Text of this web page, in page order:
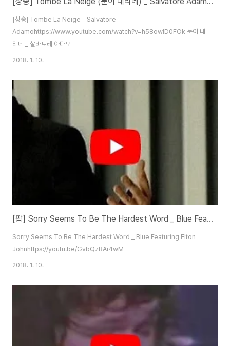
[샹송] Tombe La Neige _ Salvatore
Adamohttps://www.youtube.com/watch?v=h58owlD0FOk 눈이 내
리네 _ 살바토레 아다모
2018. 1. 10.
[팝] Sorry Seems To Be The Hardest Word _ Blue Featuring Elton John
Sorry Seems To Be The Hardest Word _ Blue Featuring Elton
Johnhttps://youtu.be/GvbQzRAi4wM
2018. 1. 10.